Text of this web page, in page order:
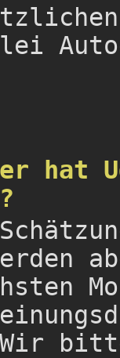
hat